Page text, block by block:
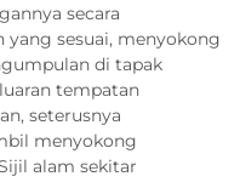
secara
sesuai, menyokong
di tapak
tempatan
seterusnya
menyokong
alam sekitar